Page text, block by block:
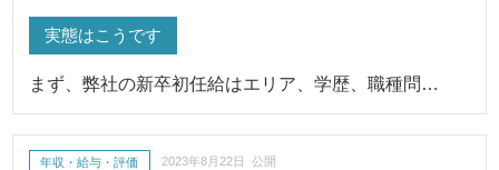
実態はこうです
まず、弊社の新卒初任給はエリア、学歴、職種問…
年収・給与・評価 2023年8月22日 公開